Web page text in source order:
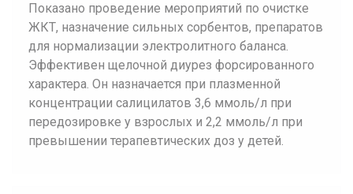
Показано проведение мероприятий по очистке
ЖКТ, назначение сильных сорбентов, препаратов
для нормализации электролитного баланса.
Эффективен щелочной диурез форсированного
характера. Он назначается при плазменной
концентрации салицилатов 3,6 ммоль/л при
передозировке у взрослых и 2,2 ммоль/л при
превышении терапевтических доз у детей.